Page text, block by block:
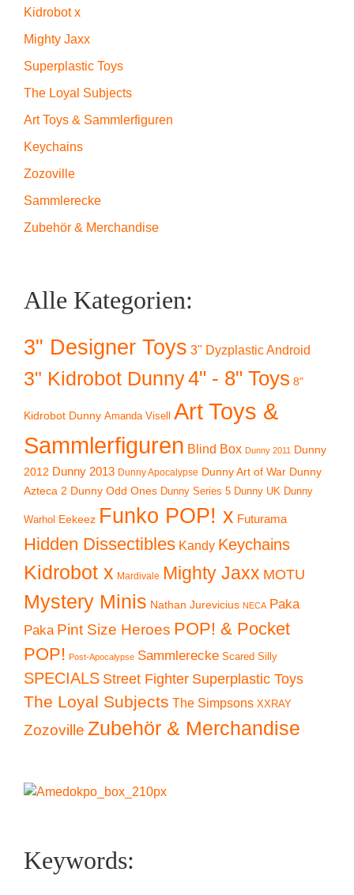
Kidrobot x
Mighty Jaxx
Superplastic Toys
The Loyal Subjects
Art Toys & Sammlerfiguren
Keychains
Zozoville
Sammlerecke
Zubehör & Merchandise
Alle Kategorien:
3" Designer Toys 3" Dyzplastic Android
3" Kidrobot Dunny4" - 8" Toys 8"
Kidrobot Dunny Amanda Visell
Art Toys &
Sammlerfiguren Blind Box Dunny 2011
Dunny
2012 Dunny 2013 Dunny Apocalypse Dunny Art of War Dunny
Azteca 2 Dunny Odd Ones Dunny Series 5 Dunny UK Dunny
Warhol Eekeez Funko POP! x Futurama
Hidden Dissectibles Kandy Keychains
Kidrobot x Mardivale Mighty Jaxx MOTU
Mystery Minis Nathan Jurevicius NECA Paka
Paka Pint Size Heroes POP! & Pocket
POP! Post-Apocalypse Sammlerecke Scared Silly
SPECIALS Street Fighter Superplastic Toys
The Loyal Subjects The Simpsons XXRAY
Zozoville Zubehör & Merchandise
Keywords: